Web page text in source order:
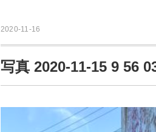
2020-11-16
写真 2020-11-15 9 56